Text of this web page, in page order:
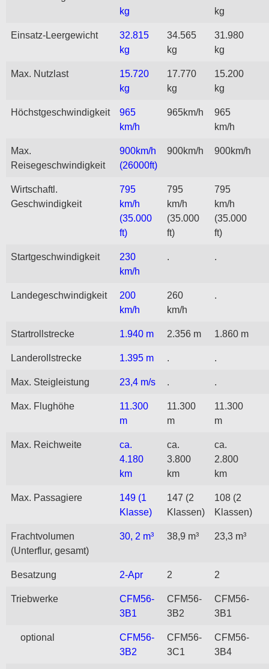
kg
kg
Einsatz-Leergewicht
32.815
kg
34.565
kg
31.980
kg
Max. Nutzlast
15.720
kg
17.770
kg
15.200
kg
Höchstgeschwindigkeit
965
km/h
965km/h
965
km/h
Max.
Reisegeschwindigkeit
900km/h
(26000ft)
900km/h 900km/h
Wirtschaftl.
Geschwindigkeit
795
km/h
(35.000
ft)
795
km/h
(35.000
ft)
795
km/h
(35.000
ft)
Startgeschwindigkeit
230
km/h
. .
Landegeschwindigkeit
200
km/h
260
km/h
.
Startrollstrecke 1.940 m 2.356 m 1.860 m
Landerollstrecke 1.395 m . .
Max. Steigleistung 23,4 m/s . .
Max. Flughöhe
11.300
m
11.300
m
11.300
m
Max. Reichweite
ca.
4.180
km
ca.
3.800
km
ca.
2.800
km
Max. Passagiere
149 (1
Klasse)
147 (2
Klassen)
108 (2
Klassen)
Frachtvolumen
(Unterflur, gesamt)
30, 2 m³ 38,9 m³ 23,3 m³
Besatzung 2-Apr 2 2
Triebwerke
CFM56-
3B1
CFM56-
3B2
CFM56-
3B1
optional
CFM56-
3B2
CFM56-
3C1
CFM56-
3B4